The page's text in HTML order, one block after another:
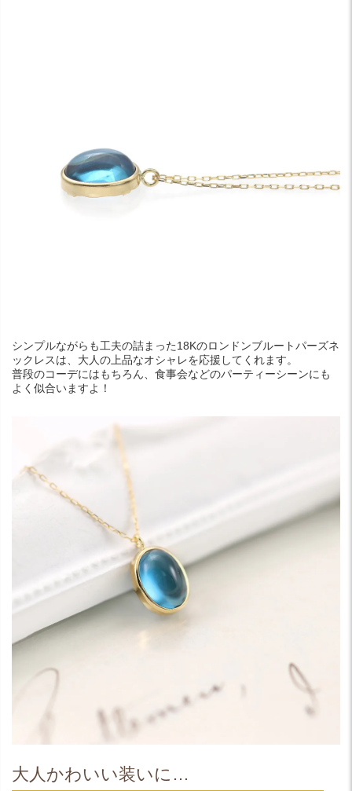
シンプルながらも工夫の詰まった18Kのロンドンブルートパーズネ
ックレスは、大人の上品なオシャレを応援してくれます。
普段のコーデにはもちろん、食事会などのパーティーシーンにも
よく似合いますよ！
大人かわいい装いに…